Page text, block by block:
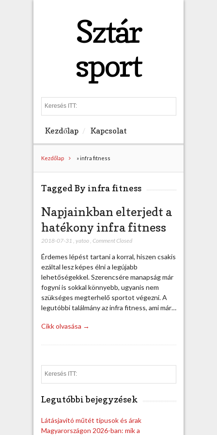
Sztár
sport
e
h
Kezdőlap Kapcsolat
Kezdőlap »infra fitness
Tagged By infra fitness
Napjainkban elterjedt a
hatékony infra fitness
2018-07-31 yatoo, Comment Closed
Érdemes lépést tartani a korral, hiszen csakis
ezáltal lesz képes élni a legújabb
lehetőségekkel. Szerencsére manapság már
fogyni is sokkal könnyebb, ugyanis nem
szükséges megterhelő sportot végezni. A
legutóbbi találmány az infra fitness, ami már…
Cikk olvasása →
e
Legutóbbi bejegyzések
Látásjavító műtét típusok és árak
Magyarországon 2026-ban: mik a